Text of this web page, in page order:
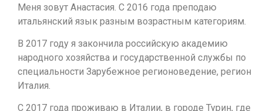
Меня зовут Анастасия. С 2016 года преподаю
итальянский язык разным возрастным категориям.
В 2017 году я закончила российскую академию
народного хозяйства и государственной службы по
специальности Зарубежное регионоведение, регион
Италия.
С 2017 года проживаю в Италии, в городе Турин, где